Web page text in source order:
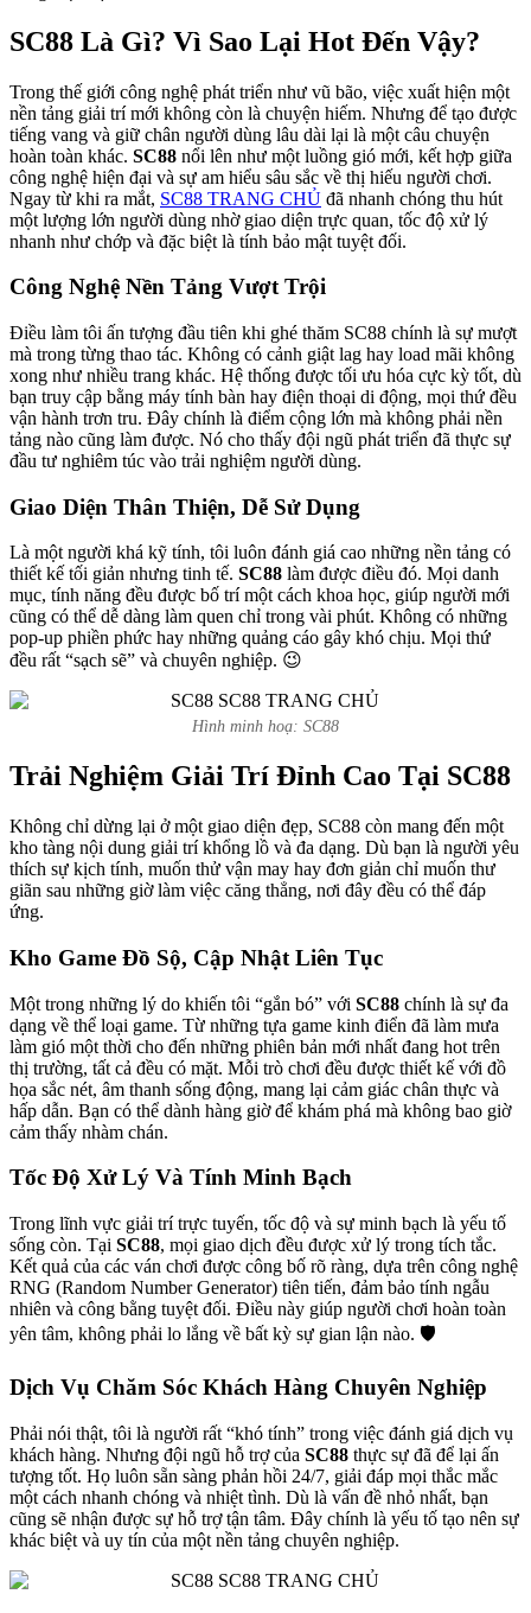
SC88 Là Gì? Vì Sao Lại Hot Đến Vậy?
Trong thế giới công nghệ phát triển như vũ bão, việc xuất hiện một
nền tảng giải trí mới không còn là chuyện hiếm. Nhưng để tạo được
tiếng vang và giữ chân người dùng lâu dài lại là một câu chuyện
hoàn toàn khác. SC88 nổi lên như một luồng gió mới, kết hợp giữa
công nghệ hiện đại và sự am hiểu sâu sắc về thị hiếu người chơi.
Ngay từ khi ra mắt, SC88 TRANG CHỦ đã nhanh chóng thu hút
một lượng lớn người dùng nhờ giao diện trực quan, tốc độ xử lý
nhanh như chớp và đặc biệt là tính bảo mật tuyệt đối.
Công Nghệ Nền Tảng Vượt Trội
Điều làm tôi ấn tượng đầu tiên khi ghé thăm SC88 chính là sự mượt
mà trong từng thao tác. Không có cảnh giật lag hay load mãi không
xong như nhiều trang khác. Hệ thống được tối ưu hóa cực kỳ tốt, dù
bạn truy cập bằng máy tính bàn hay điện thoại di động, mọi thứ đều
vận hành trơn tru. Đây chính là điểm cộng lớn mà không phải nền
tảng nào cũng làm được. Nó cho thấy đội ngũ phát triển đã thực sự
đầu tư nghiêm túc vào trải nghiệm người dùng.
Giao Diện Thân Thiện, Dễ Sử Dụng
Là một người khá kỹ tính, tôi luôn đánh giá cao những nền tảng có
thiết kế tối giản nhưng tinh tế. SC88 làm được điều đó. Mọi danh
mục, tính năng đều được bố trí một cách khoa học, giúp người mới
cũng có thể dễ dàng làm quen chỉ trong vài phút. Không có những
pop-up phiền phức hay những quảng cáo gây khó chịu. Mọi thứ
đều rất “sạch sẽ” và chuyên nghiệp. 😉
Hình minh hoạ: SC88
Trải Nghiệm Giải Trí Đỉnh Cao Tại SC88
Không chỉ dừng lại ở một giao diện đẹp, SC88 còn mang đến một
kho tàng nội dung giải trí khổng lồ và đa dạng. Dù bạn là người yêu
thích sự kịch tính, muốn thử vận may hay đơn giản chỉ muốn thư
giãn sau những giờ làm việc căng thẳng, nơi đây đều có thể đáp
ứng.
Kho Game Đồ Sộ, Cập Nhật Liên Tục
Một trong những lý do khiến tôi “gắn bó” với SC88 chính là sự đa
dạng về thể loại game. Từ những tựa game kinh điển đã làm mưa
làm gió một thời cho đến những phiên bản mới nhất đang hot trên
thị trường, tất cả đều có mặt. Mỗi trò chơi đều được thiết kế với đồ
họa sắc nét, âm thanh sống động, mang lại cảm giác chân thực và
hấp dẫn. Bạn có thể dành hàng giờ để khám phá mà không bao giờ
cảm thấy nhàm chán.
Tốc Độ Xử Lý Và Tính Minh Bạch
Trong lĩnh vực giải trí trực tuyến, tốc độ và sự minh bạch là yếu tố
sống còn. Tại SC88, mọi giao dịch đều được xử lý trong tích tắc.
Kết quả của các ván chơi được công bố rõ ràng, dựa trên công nghệ
RNG (Random Number Generator) tiên tiến, đảm bảo tính ngẫu
nhiên và công bằng tuyệt đối. Điều này giúp người chơi hoàn toàn
yên tâm, không phải lo lắng về bất kỳ sự gian lận nào. 🛡️
Dịch Vụ Chăm Sóc Khách Hàng Chuyên Nghiệp
Phải nói thật, tôi là người rất “khó tính” trong việc đánh giá dịch vụ
khách hàng. Nhưng đội ngũ hỗ trợ của SC88 thực sự đã để lại ấn
tượng tốt. Họ luôn sẵn sàng phản hồi 24/7, giải đáp mọi thắc mắc
một cách nhanh chóng và nhiệt tình. Dù là vấn đề nhỏ nhất, bạn
cũng sẽ nhận được sự hỗ trợ tận tâm. Đây chính là yếu tố tạo nên sự
khác biệt và uy tín của một nền tảng chuyên nghiệp.